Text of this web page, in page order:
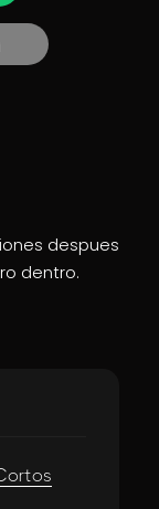
despues
dentro.